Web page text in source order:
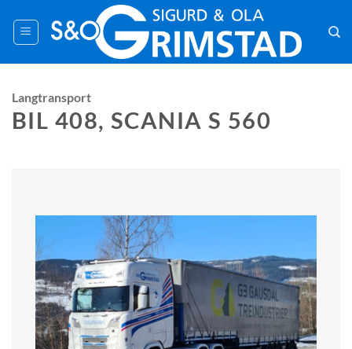
content
Langtransport
BIL 408, SCANIA S 560